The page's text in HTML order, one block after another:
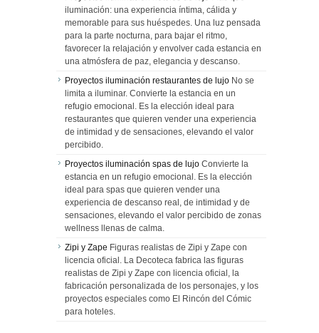
iluminación: una experiencia íntima, cálida y
memorable para sus huéspedes. Una luz pensada
para la parte nocturna, para bajar el ritmo,
favorecer la relajación y envolver cada estancia en
una atmósfera de paz, elegancia y descanso.
Proyectos iluminación restaurantes de lujo No se
limita a iluminar. Convierte la estancia en un
refugio emocional. Es la elección ideal para
restaurantes que quieren vender una experiencia
de intimidad y de sensaciones, elevando el valor
percibido.
Proyectos iluminación spas de lujo Convierte la
estancia en un refugio emocional. Es la elección
ideal para spas que quieren vender una
experiencia de descanso real, de intimidad y de
sensaciones, elevando el valor percibido de zonas
wellness llenas de calma.
Zipi y Zape Figuras realistas de Zipi y Zape con
licencia oficial. La Decoteca fabrica las figuras
realistas de Zipi y Zape con licencia oficial, la
fabricación personalizada de los personajes, y los
proyectos especiales como El Rincón del Cómic
para hoteles.